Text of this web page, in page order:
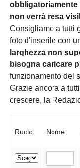
obbligatoriamente
non verrà resa
Consigliamo a tutti
foto d'inserile con
larghezza non
bisogna caricare
funzionamento del
Grazie ancora a
crescere, la
Ruolo: Nome: